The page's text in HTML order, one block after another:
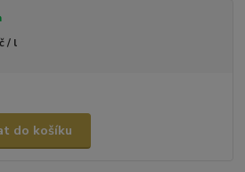
/ l
do košíku